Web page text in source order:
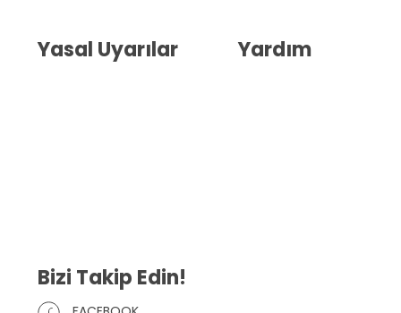
Yasal Uyarılar Yardım
Bizi Takip Edin!